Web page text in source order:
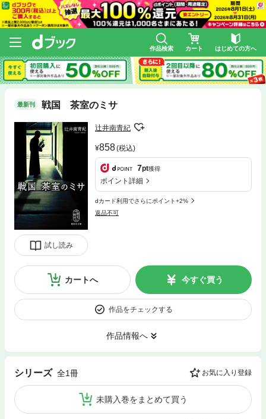
作品検索 カート はじめての方へ
最新刊 戦国 茶室のミサ
試し読み
辻井南青紀
858(税込)
7pt獲得
ポイント詳細
dカード利用でさらにポイント+2%
返品不可
カートへ 今すぐ買う
作品をチェックする
作品情報へ
シリーズ 全1冊 お気に入り登録
未購入巻をまとめて買う